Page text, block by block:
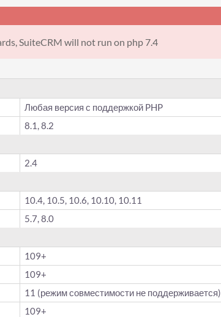
SuiteCRM will not run on php 7.4
Любая версия с поддержкой PHP
8.1, 8.2
2.4
10.4, 10.5, 10.6, 10.10, 10.11
5.7, 8.0
109+
109+
11 (режим совместимости не поддерживается)
109+